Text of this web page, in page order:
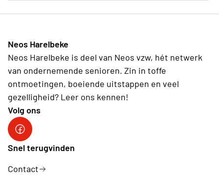
Neos Harelbeke
Neos Harelbeke is deel van Neos vzw, hét netwerk
van ondernemende senioren. Zin in toffe
ontmoetingen, boeiende uitstappen en veel
gezelligheid? Leer ons kennen!
Volg ons
Facebook Neos Harelbeke
Snel terugvinden
Contact